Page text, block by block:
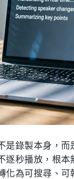
錄製本身，而
秒播放，根
為可搜尋、